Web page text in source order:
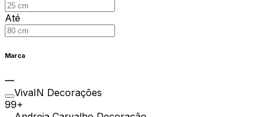
Até
Marca
VivaIN Decorações
99+